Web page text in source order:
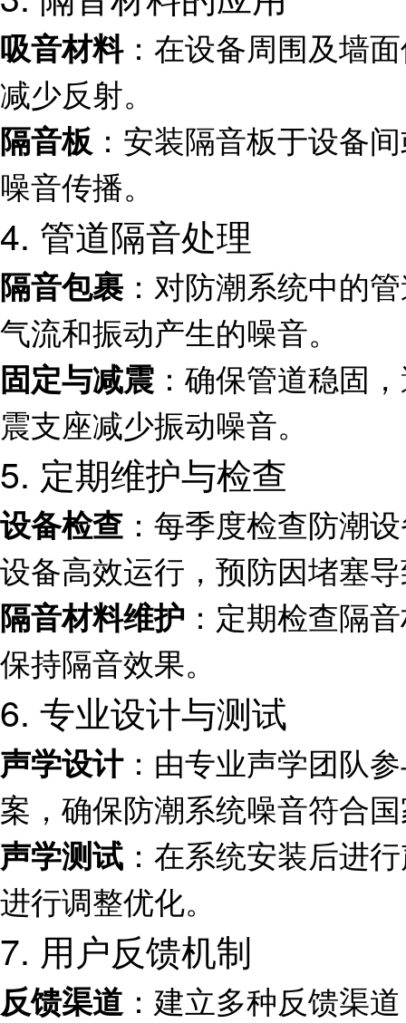
吸音材料：在设备周围及墙
减少反射。
隔音板 ：安装隔音板于设备
噪音传播。
4. 管道隔音处理
隔音包裹 ：对防潮系统中的
气流和振动产生的噪音。
固定与减震 ：确保管道稳固
震支座减少振动噪音。
5. 定期维护与检查
设备检查 ：每季度检查防潮
设备高效运行，预防因堵塞
隔音材料维护 ：定期检查隔
保持隔音效果。
6. 专业设计与测试
声学设计：由专业声学团队
案，确保防潮系统噪音符合
声学测试 ：在系统安装后进
进行调整优化。
7. 用户反馈机制
反馈渠道：建立多种反馈渠